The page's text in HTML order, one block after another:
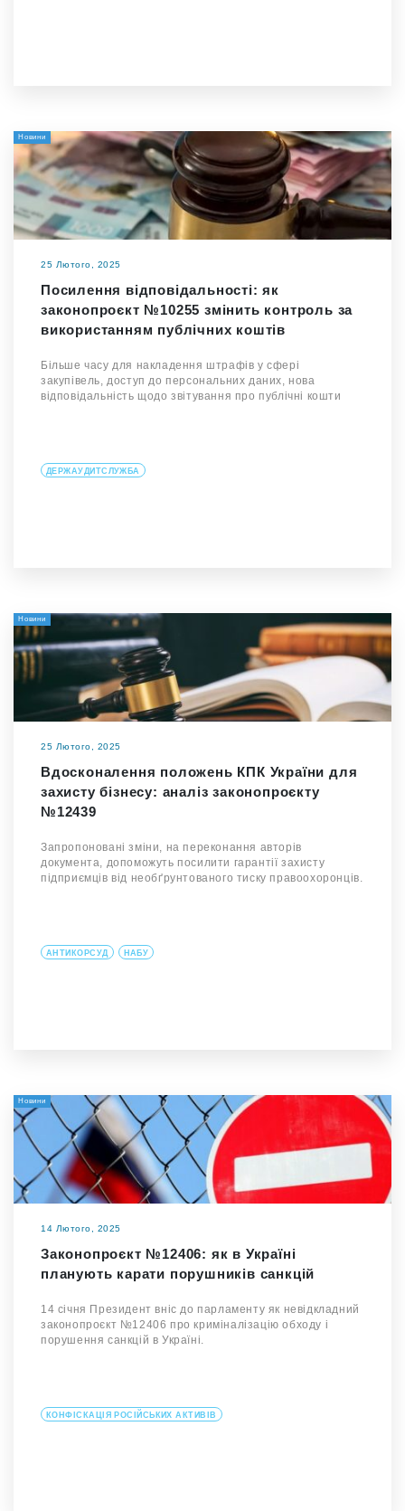
Новини
25 Лютого, 2025
Посилення відповідальності: як
законопроєкт №10255 змінить контроль за
використанням публічних коштів
Більше часу для накладення штрафів у сфері
закупівель, доступ до персональних даних, нова
відповідальність щодо звітування про публічні кошти
ДЕРЖАУДИТСЛУЖБА
Новини
25 Лютого, 2025
Вдосконалення положень КПК України для
захисту бізнесу: аналіз законопроєкту
№12439
Запропоновані зміни, на переконання авторів
документа, допоможуть посилити гарантії захисту
підприємців від необґрунтованого тиску правоохоронців.
АНТИКОРСУД НАБУ
Новини
14 Лютого, 2025
Законопроєкт №12406: як в Україні
планують карати порушників санкцій
14 січня Президент вніс до парламенту як невідкладний
законопроєкт №12406 про криміналізацію обходу і
порушення санкцій в Україні.
КОНФІСКАЦІЯ РОСІЙСЬКИХ АКТИВІВ